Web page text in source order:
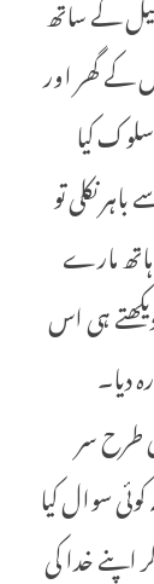
کے گھر اور
کیا
نکلی تو
مارے
ہی اس
دیا۔
طرح سر
سوال کیا
اپنے خدا کی